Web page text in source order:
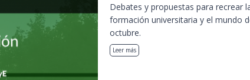
Debates y propuestas para recrear
formación universitaria y el mundo
octubre.
Leer más